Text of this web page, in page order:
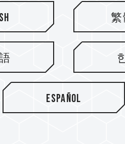
gleichzeitig eine hohe
繁
Español